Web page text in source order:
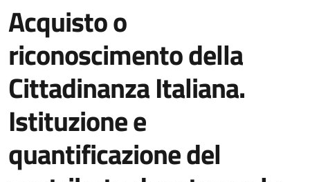
Acquisto o
riconoscimento della
Cittadinanza Italiana.
Istituzione e
quantificazione del